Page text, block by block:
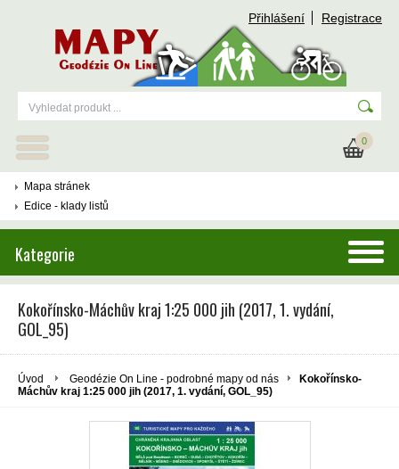
Přihlášení Registrace
0
Mapa stránek
Edice - klady listů
Kategorie
Kokořínsko-Máchův kraj 1:25 000 jih (2017, 1. vydání,
GOL_95)
Úvod Geodézie On Line - podrobné mapy od nás
Kokořínsko-
Máchův kraj 1:25 000 jih (2017, 1. vydání, GOL_95)